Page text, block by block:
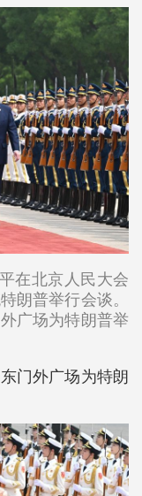
在北京人民大会
朗普举行会谈。
广场为特朗普举
门外广场为特朗